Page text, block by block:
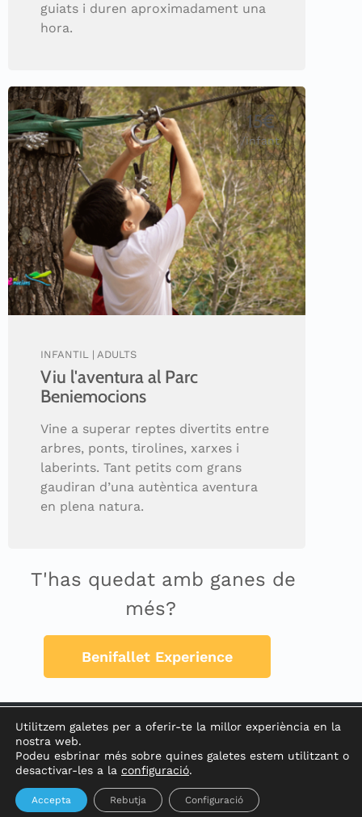
guiats i duren aproximadament una
hora.
15€
/infant
INFANTIL | ADULTS
Viu l'aventura al Parc
Beniemocions
Vine a superar reptes divertits entre
arbres, ponts, tirolines, xarxes i
laberints. Tant petits com grans
gaudiran d’una autèntica aventura
en plena natura.
T'has quedat amb ganes de
més?
Benifallet Experience
Ajuntament de Benifallet
Utilitzem galetes per a oferir-te la millor experiència en la
nostra web.
Podeu esbrinar més sobre quines galetes estem utilitzant o
desactivar-les a la configuració.
Accepta Rebutja Configuració